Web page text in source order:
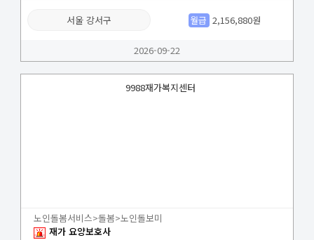
서울 강서구 월급 2,156,880원
2026-09-22
9988재가복지센터
노인돌봄서비스>돌봄>노인돌보미
재가 요양보호사